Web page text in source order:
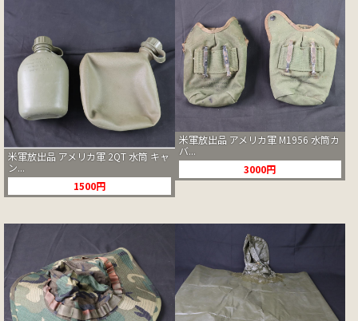
米軍放出品 アメリカ軍 2QT 水筒 キャ
ン...
1500円
米軍放出品 アメリカ軍 M1956 水筒カ
バ...
3000円